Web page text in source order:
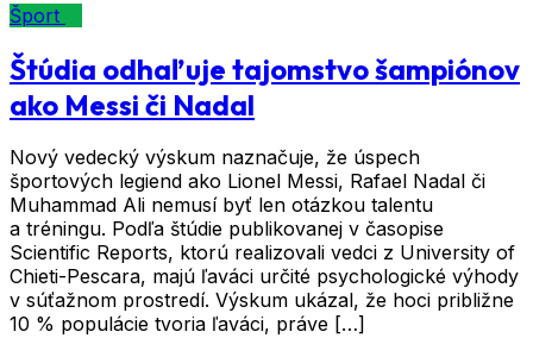
Šport
Štúdia odhaľuje tajomstvo šampiónov
ako Messi či Nadal
Nový vedecký výskum naznačuje, že úspech
športových legiend ako Lionel Messi, Rafael Nadal či
Muhammad Ali nemusí byť len otázkou talentu
a tréningu. Podľa štúdie publikovanej v časopise
Scientific Reports, ktorú realizovali vedci z University of
Chieti-Pescara, majú ľaváci určité psychologické výhody
v súťažnom prostredí. Výskum ukázal, že hoci približne
10 % populácie tvoria ľaváci, práve […]